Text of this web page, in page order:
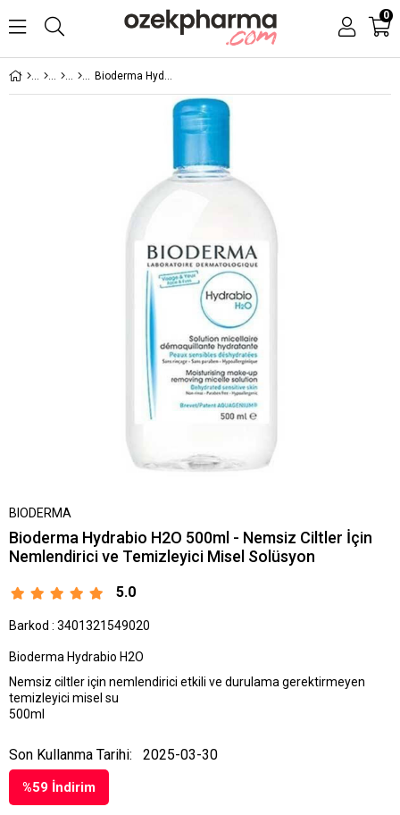
0
Bioderma Hydrabio H2O 500ml - Nemsiz Ciltler İçin Nemlendirici ve Temizleyici Misel Solüsyon
BIODERMA
Bioderma Hydrabio H2O 500ml - Nemsiz Ciltler İçin
Nemlendirici ve Temizleyici Misel Solüsyon
5.0
Barkod : 3401321549020
Bioderma Hydrabio H2O
Nemsiz ciltler için nemlendirici etkili ve durulama gerektirmeyen
temizleyici misel su
500ml
%59 İndirim
Son Kullanma Tarihi: 2025-03-30